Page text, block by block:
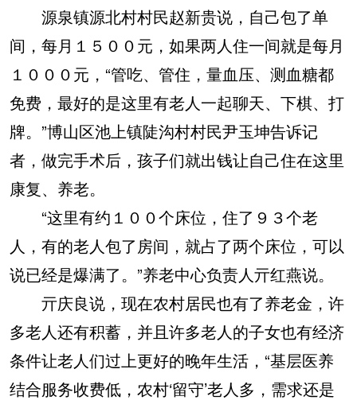
源泉镇源北村村民赵新贵说，自己包了单
间，每月１５００元，如果两人住一间就是每月
１０００元，“管吃、管住，量血压、测血糖都
免费，最好的是这里有老人一起聊天、下棋、打
牌。”博山区池上镇陡沟村村民尹玉坤告诉记
者，做完手术后，孩子们就出钱让自己住在这里
康复、养老。
“这里有约１００个床位，住了９３个老
人，有的老人包了房间，就占了两个床位，可以
说已经是爆满了。”养老中心负责人亓红燕说。
亓庆良说，现在农村居民也有了养老金，许
多老人还有积蓄，并且许多老人的子女也有经济
条件让老人们过上更好的晚年生活，“基层医养
结合服务收费低，农村‘留守’老人多，需求还是